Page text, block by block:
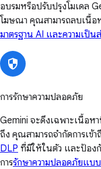
อบรมหรือปรับปรุงโมเดล
โฆษณา คุณสามารถลบเนื้อ
มาตรฐาน AI และความเป็น
การรักษาความปลอดภัย
Gemini จะดึงเฉพาะเนื้อห
ถึง คุณสามารถจำกัดการเข้
DLP ที่มีให้ในตัว และป้อง
การรักษาความปลอดภัยแบ